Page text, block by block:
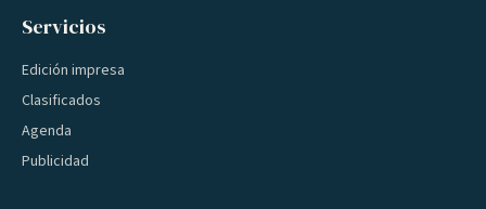
Servicios
Edición impresa
Clasificados
Agenda
Publicidad